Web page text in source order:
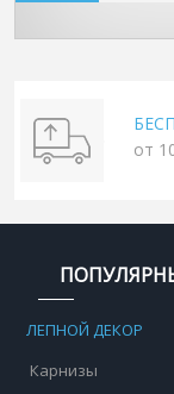
от
ЛЕПНОЙ ДЕКОР
Карнизы